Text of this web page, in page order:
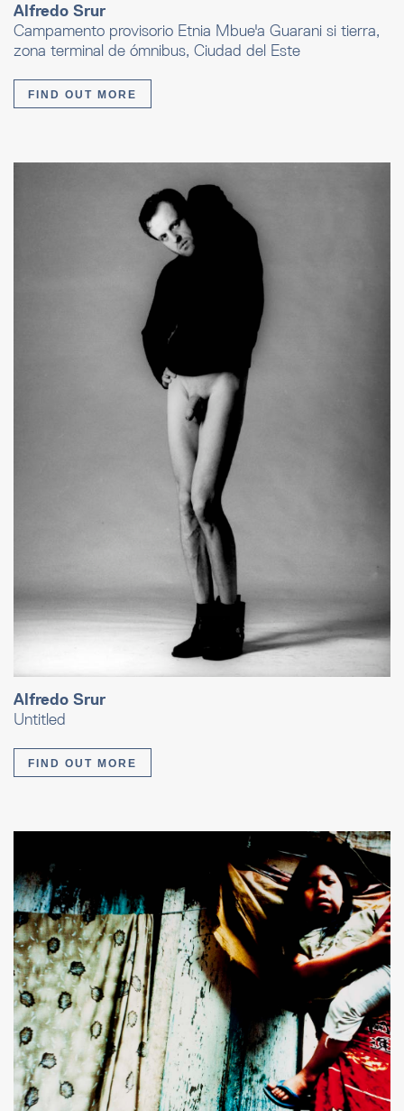
Alfredo Srur
Campamento provisorio Etnia Mbue'a Guarani si tierra,
zona terminal de ómnibus, Ciudad del Este
FIND OUT MORE
Alfredo Srur
Untitled
FIND OUT MORE